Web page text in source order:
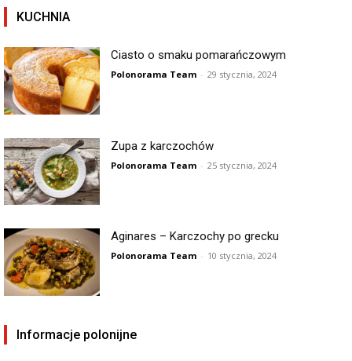
KUCHNIA
Ciasto o smaku pomarańczowym
Polonorama Team - 29 stycznia, 2024
Zupa z karczochów
Polonorama Team - 25 stycznia, 2024
Aginares – Karczochy po grecku
Polonorama Team - 10 stycznia, 2024
Informacje polonijne